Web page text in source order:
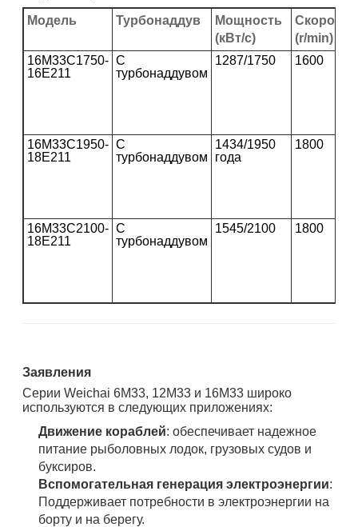
Модель Турбонаддув
Мощность
(кВт/с)
Скорость
(r/min)
16M33C1750-
16E211
С
турбонаддувом
1287/1750 1600
16M33C1950-
18E211
С
турбонаддувом
1434/1950
года
1800
16M33C2100-
18E211
С
турбонаддувом
1545/2100 1800
Заявления
Серии Weichai 6M33, 12M33 и 16M33 широко
используются в следующих приложениях:
Движение кораблей: обеспечивает надежное
питание рыболовных лодок, грузовых судов и
буксиров.
Вспомогательная генерация электроэнергии:
Поддерживает потребности в электроэнергии на
борту и на берегу.